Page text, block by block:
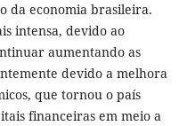
da economia brasileira.
intensa, devido ao
aumentando as
devido a melhora
que tornou o país
financeiras em meio a